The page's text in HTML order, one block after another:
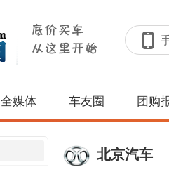
全媒体 车友圈 团购
北京汽车